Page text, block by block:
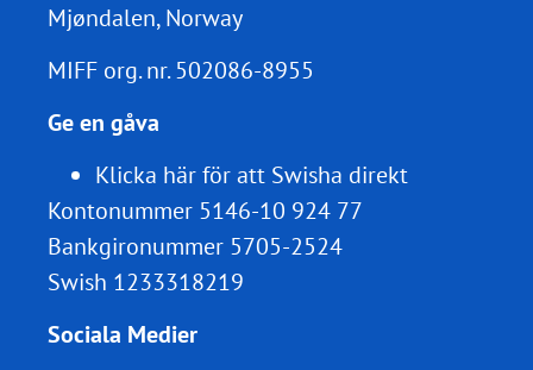
Mjøndalen, Norway
MIFF org. nr.502086-8955
Ge en gåva
Klicka här för att Swisha direkt
Kontonummer 5146-10 924 77
Bankgironummer 5705-2524
Swish 1233318219
Sociala Medier